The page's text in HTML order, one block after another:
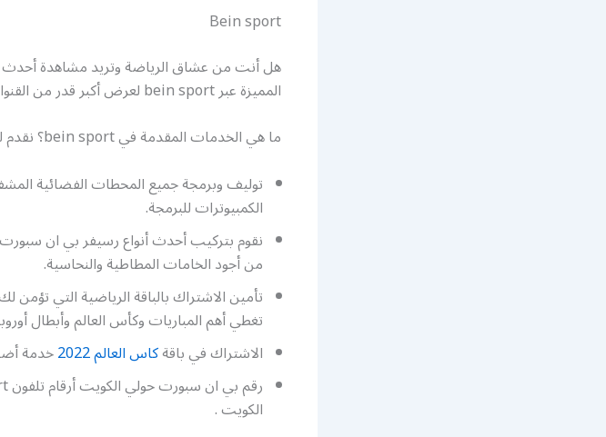
Bein sport
هل أنت من عشاق الرياضة وتريد مشاهدة أحدث
المميزة عبر bein sport لعرض أكبر قدر من القنوات الرياضية لجميع أنواع الرياضة.
ما هي الخدمات المقدمة في bein sport؟ نقدم لكم في خدمة bein sport أفضل الخدمات ومنها:
توليف وبرمجة جميع المحطات الفضائية
الكمبيوترات للبرمجة.
نقوم بتركيب أحدث أنواع رسيفر بي ان سبورت
من أجود الخامات المطاطية والنحاسية.
تغطي أهم المباريات وكأس العالم وأبطال
الاشتراك في باقةكاس العالم 2022 خدمة
الكويت .